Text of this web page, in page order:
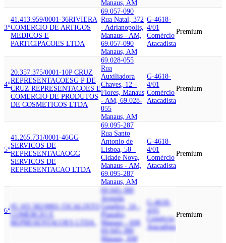
Manaus, AM
3°
41.413.959/0001-36RIVIERA
COMERCIO DE ARTIGOS
MEDICOS E
PARTICIPACOES LTDA
69.057-090
Rua Natal, 372
- Adrianopolis,
Manaus - AM,
69.057-090
Manaus, AM
G-4618-
4/01
Comércio
Atacadista
Premium
4°
20.357.375/0001-10P CRUZ
REPRESENTACOESG P DE
CRUZ REPRESENTACOES E
COMERCIO DE PRODUTOS
DE COSMETICOS LTDA
69.028-055
Rua
Auxiliadora
Chaves, 12 -
Flores, Manaus
- AM, 69.028-
055
Manaus, AM
G-4618-
4/01
Comércio
Atacadista
Premium
5°
41.265.731/0001-46GG
SERVICOS DE
REPRESENTACAOGG
SERVICOS DE
REPRESENTACAO LTDA
69.095-287
Rua Santo
Antonio de
Lisboa, 58 -
Cidade Nova,
Manaus - AM,
69.095-287
Manaus, AM
G-4618-
4/01
Comércio
Atacadista
Premium
6°
05.103.582/0001-55CALIXTO
COMERCIO E
REPRESENTACOES LTDA.
69.045-380
Avenida
Genebra, 24 -
Planalto,
Manaus - AM,
69.045-380
Manaus, AM
G-4618-
4/01
Comércio
Atacadista
Premium